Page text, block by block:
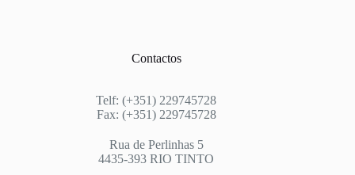
Contactos
Telf: (+351) 229745728
Fax: (+351) 229745728
Rua de Perlinhas 5
4435-393 RIO TINTO